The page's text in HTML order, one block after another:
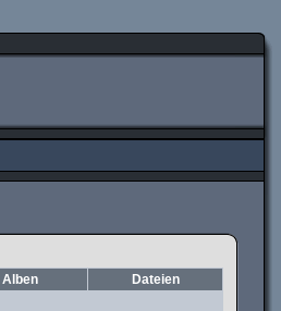
Alben Dateien